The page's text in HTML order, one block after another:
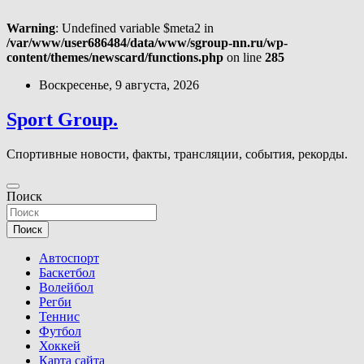
Warning: Undefined variable $meta2 in
/var/www/user686484/data/www/sgroup-nn.ru/wp-
content/themes/newscard/functions.php on line 285
Перейти
содержимому
Воскресенье, 9 августа, 2026
Sport Group.
Спортивные новости, факты, трансляции, события, рекорды.
Поиск
Поиск
Автоспорт
Баскетбол
Волейбол
Регби
Теннис
Футбол
Хоккей
Карта сайта